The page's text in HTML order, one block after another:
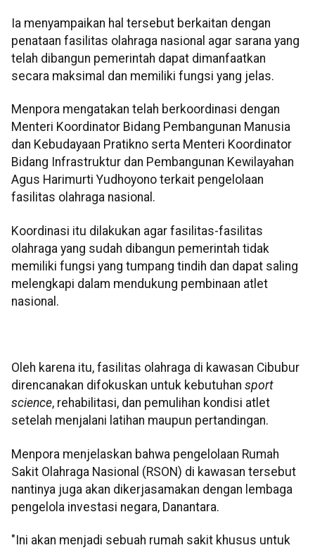
Ia menyampaikan hal tersebut berkaitan dengan
penataan fasilitas olahraga nasional agar sarana yang
telah dibangun pemerintah dapat dimanfaatkan
secara maksimal dan memiliki fungsi yang jelas.
Menpora mengatakan telah berkoordinasi dengan
Menteri Koordinator Bidang Pembangunan Manusia
dan Kebudayaan Pratikno serta Menteri Koordinator
Bidang Infrastruktur dan Pembangunan Kewilayahan
Agus Harimurti Yudhoyono terkait pengelolaan
fasilitas olahraga nasional.
Koordinasi itu dilakukan agar fasilitas-fasilitas
olahraga yang sudah dibangun pemerintah tidak
memiliki fungsi yang tumpang tindih dan dapat saling
melengkapi dalam mendukung pembinaan atlet
nasional.
Oleh karena itu, fasilitas olahraga di kawasan Cibubur
direncanakan difokuskan untuk kebutuhan sport
science, rehabilitasi, dan pemulihan kondisi atlet
setelah menjalani latihan maupun pertandingan.
Menpora menjelaskan bahwa pengelolaan Rumah
Sakit Olahraga Nasional (RSON) di kawasan tersebut
nantinya juga akan dikerjasamakan dengan lembaga
pengelola investasi negara, Danantara.
"Ini akan menjadi sebuah rumah sakit khusus untuk